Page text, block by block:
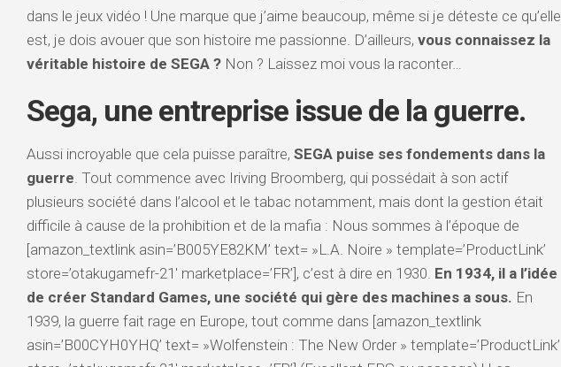
dans le jeux vidéo ! Une marque que j’aime beaucoup, même si je déteste ce qu’elle
est, je dois avouer que son histoire me passionne. D’ailleurs, vous connaissez la
véritable histoire de SEGA ? Non ? Laissez moi vous la raconter…
Sega, une entreprise issue de la guerre.
Aussi incroyable que cela puisse paraître, SEGA puise ses fondements dans la
guerre. Tout commence avec Iriving Broomberg, qui possédait à son actif
plusieurs société dans l’alcool et le tabac notamment, mais dont la gestion était
difficile à cause de la prohibition et de la mafia : Nous sommes à l’époque de
[amazon_textlink asin=’B005YE82KM’ text= »L.A. Noire » template=’ProductLink’
store=’otakugamefr-21′ marketplace=’FR’], c’est à dire en 1930. En 1934, il a l’idée
de créer Standard Games, une société qui gère des machines a sous. En
1939, la guerre fait rage en Europe, tout comme dans [amazon_textlink
asin=’B00CYH0YHQ’ text= »Wolfenstein : The New Order » template=’ProductLink’